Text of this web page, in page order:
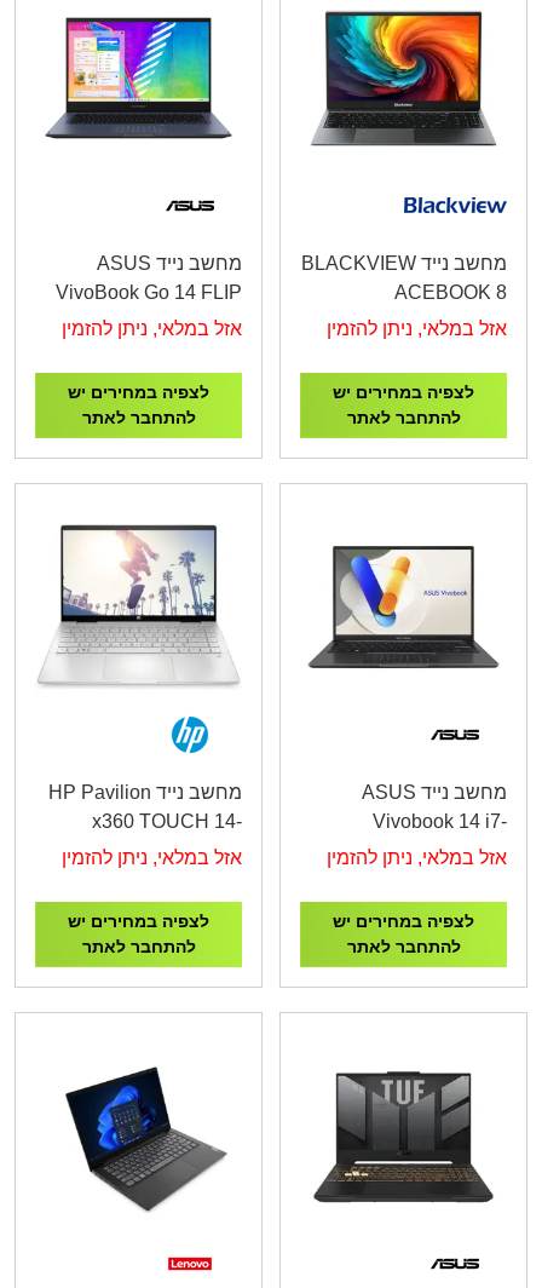
מחשב נייד BLACKVIEW
ACEBOOK 8
N97/16G/512G/15.6/WIN
אזל במלאי, ניתן להזמין
לצפיה במחירים יש
להתחבר לאתר
מחשב נייד ASUS
VivoBook Go 14 FLIP
N6000/8GB/512GB M.2
אזל במלאי, ניתן להזמין
לצפיה במחירים יש
להתחבר לאתר
מחשב נייד ASUS
Vivobook 14 i7-
1255U/16GB/1TB
Iris Xᵉ
Graphics/Black/FD
אזל במלאי, ניתן להזמין
לצפיה במחירים יש
להתחבר לאתר
מחשב נייד HP Pavilion
x360 TOUCH 14-
ek1035nj i5-
אזל במלאי, ניתן להזמין
לצפיה במחירים יש
להתחבר לאתר